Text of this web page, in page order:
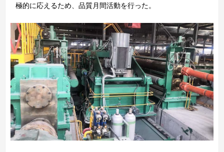
極的に応えるため、品質月間活動を行った。